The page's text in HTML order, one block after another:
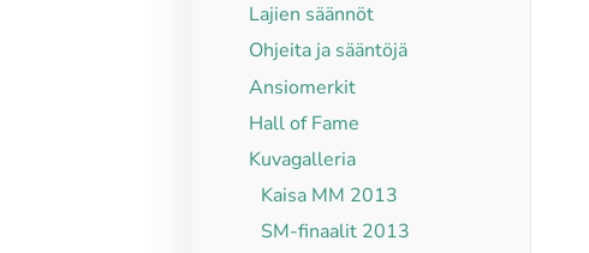
Lajien säännöt
Ohjeita ja sääntöjä
Ansiomerkit
Hall of Fame
Kuvagalleria
Kaisa MM 2013
SM-finaalit 2013